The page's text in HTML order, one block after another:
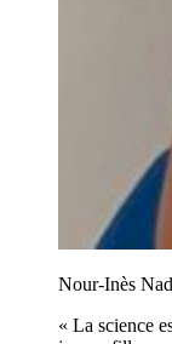
Nour-Inès
« La science